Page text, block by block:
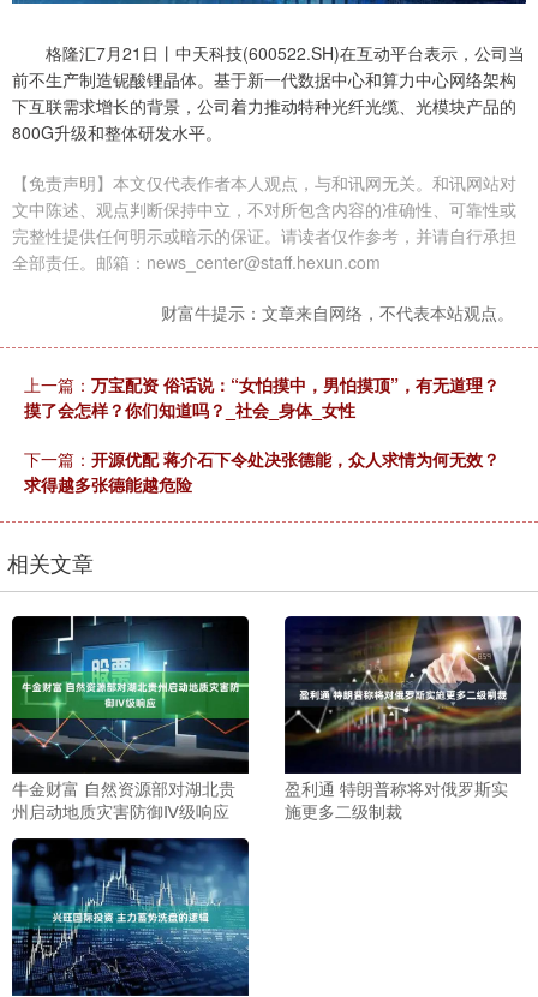
格隆汇7月21日丨中天科技(600522.SH)在互动平台表示，公司当
前不生产制造铌酸锂晶体。基于新一代数据中心和算力中心网络架构
下互联需求增长的背景，公司着力推动特种光纤光缆、光模块产品的
800G升级和整体研发水平。
【免责声明】本文仅代表作者本人观点，与和讯网无关。和讯网站对
文中陈述、观点判断保持中立，不对所包含内容的准确性、可靠性或
完整性提供任何明示或暗示的保证。请读者仅作参考，并请自行承担
全部责任。邮箱：news_center@staff.hexun.com
财富牛提示：文章来自网络，不代表本站观点。
上一篇： 万宝配资 俗话说：“女怕摸中，男怕摸顶”，有无道理？
摸了会怎样？你们知道吗？_社会_身体_女性
下一篇： 开源优配 蒋介石下令处决张德能，众人求情为何无效？
求得越多张德能越危险
相关文章
牛金财富 自然资源部对湖北贵
州启动地质灾害防御Ⅳ级响应
盈利通 特朗普称将对俄罗斯实
施更多二级制裁